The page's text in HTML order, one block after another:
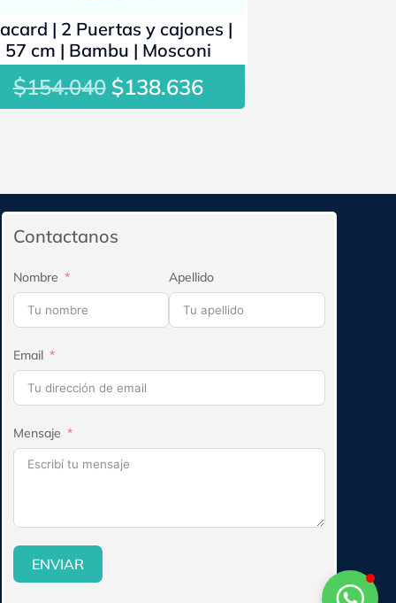
| 2 Puertas y cajones |
57 cm | Bambu | Mosconi
$154.040 El
precio
$138.636El
precio
Contactanos
Nombre Apellido
Email
Mensaje
ENVIAR